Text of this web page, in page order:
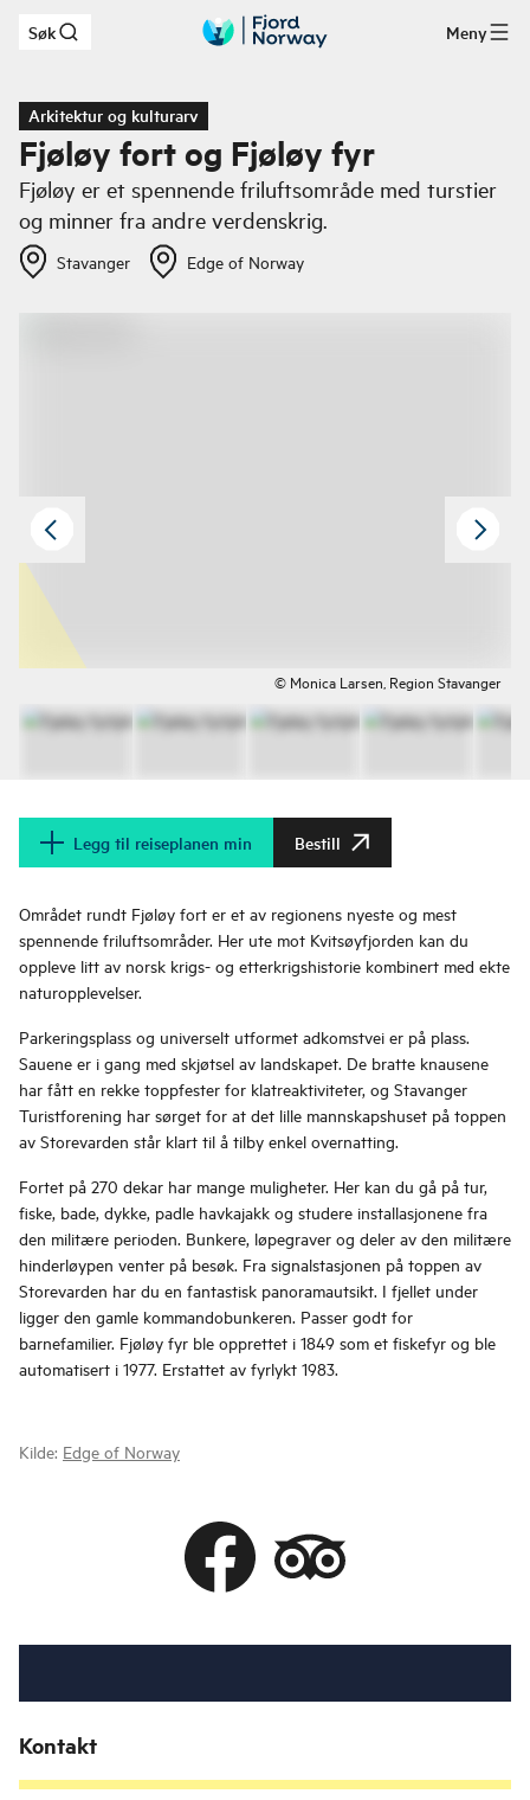
Hopp til hovedinnhold
Søk Meny
Arkitektur og kulturarv
Fjøløy fort og Fjøløy fyr
Fjøløy er et spennende friluftsområde med turstier
og minner fra andre verdenskrig.
Stavanger Edge of Norway
© Monica Larsen, Region Stavanger
Legg til reiseplanen min Bestill
Området rundt Fjøløy fort er et av regionens nyeste og mest
spennende friluftsområder. Her ute mot Kvitsøyfjorden kan du
oppleve litt av norsk krigs- og etterkrigshistorie kombinert med ekte
naturopplevelser.
Parkeringsplass og universelt utformet adkomstvei er på plass.
Sauene er i gang med skjøtsel av landskapet. De bratte knausene
har fått en rekke toppfester for klatreaktiviteter, og Stavanger
Turistforening har sørget for at det lille mannskapshuset på toppen
av Storevarden står klart til å tilby enkel overnatting.
Fortet på 270 dekar har mange muligheter. Her kan du gå på tur,
fiske, bade, dykke, padle havkajakk og studere installasjonene fra
den militære perioden. Bunkere, løpegraver og deler av den militære
hinderløypen venter på besøk. Fra signalstasjonen på toppen av
Storevarden har du en fantastisk panoramautsikt. I fjellet under
ligger den gamle kommandobunkeren. Passer godt for
barnefamilier. Fjøløy fyr ble opprettet i 1849 som et fiskefyr og ble
automatisert i 1977. Erstattet av fyrlykt 1983.
Kilde: Edge of Norway
Kontakt